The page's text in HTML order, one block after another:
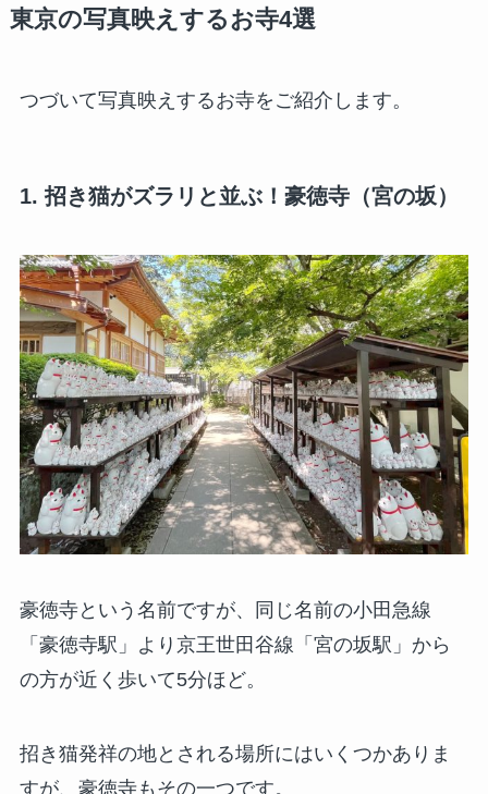
東京の写真映えするお寺4選
つづいて写真映えするお寺をご紹介します。
1. 招き猫がズラリと並ぶ！豪徳寺（宮の坂）
豪徳寺という名前ですが、同じ名前の小田急線
「豪徳寺駅」より京王世田谷線「宮の坂駅」から
の方が近く歩いて5分ほど。
招き猫発祥の地とされる場所にはいくつかありま
すが、豪徳寺もその一つです。